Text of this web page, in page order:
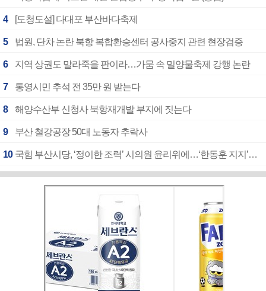
4 [도청도설] 다대포 부산바다축제
5 법원, 단차 논란 북항 복합환승센터 공사중지 관련 현장검증
6 지역 상권도 말라죽을 판이라…가뭄 속 밀양물축제 강행 논란
7 통영시민 추석 전 35만 원 받는다
8 해양수산부 신청사 북항재개발 부지에 짓는다
9 부산 철강공장 50대 노동자 추락사
10 국힘 부산시당, ‘정이한 조력’ 시의원 윤리위에…‘한동훈 지지’도 신고접수